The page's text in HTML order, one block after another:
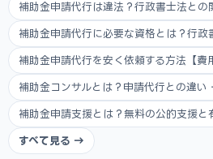
補助金申請代行は違法？行政書士法との
補助金申請代行に必要な資格とは？行政
補助金申請代行を安く依頼する方法【費
補助金コンサルとは？申請代行との違い
補助金申請支援とは？無料の公的支援と
すべて見る →